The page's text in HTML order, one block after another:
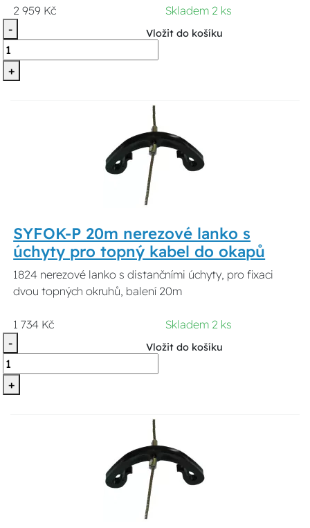
2 959 Kč
Skladem 2 ks
-
+
Vložit do košíku
SYFOK-P 20m nerezové lanko s
úchyty pro topný kabel do okapů
1824 nerezové lanko s distančními úchyty, pro fixaci
dvou topných okruhů, balení 20m
1 734 Kč
Skladem 2 ks
-
+
Vložit do košíku